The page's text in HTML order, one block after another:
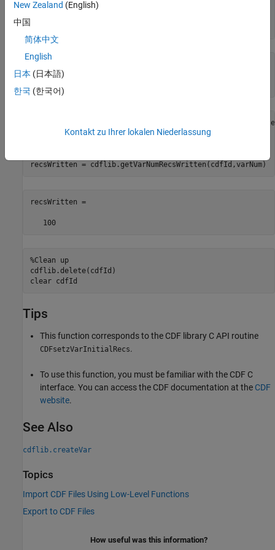
recsWritten = cdflib.getVarNumRecsWritten(cdfId,varNum)
recsWritten =
% Specify new number of records to write for the variable
cdflib.setVarInitialRecs(cdfId,varNum,100);
recsWritten = cdflib.getVarNumRecsWritten(cdfId,varNum)
recsWritten =
   100
%Clean up
cdflib.delete(cdfId)
clear cdfId
Tips
This function corresponds to the CDF library C API routine
CDFsetzVarInitialRecs.
To use this function, you must be familiar with the CDF C
interface. You can access the CDF documentation at the CDF
website.
See Also
cdflib.createVar
Topics
Import CDF Files Using Low-Level Functions
Export to CDF Files
How useful was this information?
New Zealand (English)
中国
简体中文
English
日本 (日本語)
한국 (한국어)
Kontakt zu Ihrer lokalen Niederlassung